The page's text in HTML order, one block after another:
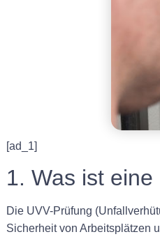
[ad_1]
1. Was ist
Die UVV-Prüfung
Sicherheit von Arbeitsplätzen